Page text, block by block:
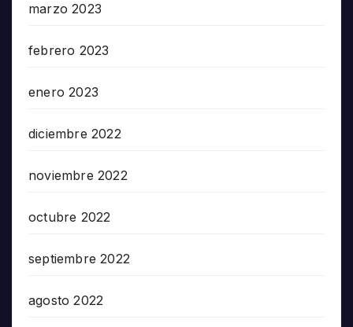
marzo 2023
febrero 2023
enero 2023
diciembre 2022
noviembre 2022
octubre 2022
septiembre 2022
agosto 2022